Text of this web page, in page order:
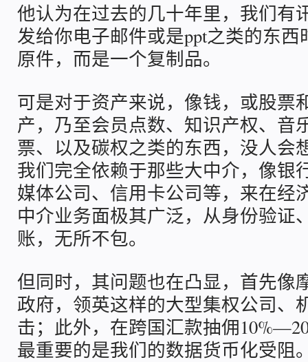
他认为在过去的几十年里，我们有
发给你电子邮件或是ppt之类的东
原件，而是一个复制品。
可是对于资产来说，像钱，或股票
产，乃至会员点数、知识产权、音
票、以及碳权之类的东西，没人会
我们完全依赖于那些大中介，像银
媒体公司、信用卡公司等，来在经
中介业务面极其广泛，从身份验证
账，无所不包。
但同时，其问题也在凸显，首先像
政府，领英这样的大型集权公司、
击；此外，在跨国汇款抽佣
最重要的是我们的数据货币化受阻